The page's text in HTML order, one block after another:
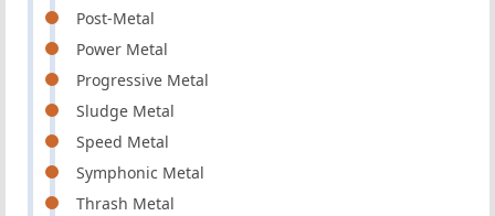
Post-Metal
Power Metal
Progressive Metal
Sludge Metal
Speed Metal
Symphonic Metal
Thrash Metal